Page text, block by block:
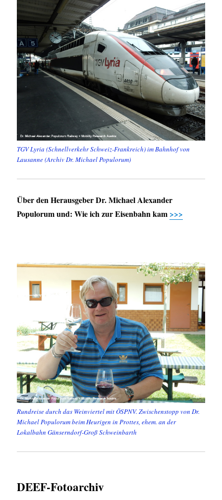
TGV Lyria (Schnellverkehr Schweiz-Frankreich) im Bahnhof von
Lausanne (Archiv Dr. Michael Populorum)
Über den Herausgeber Dr. Michael Alexander
Populorum und: Wie ich zur Eisenbahn kam >>>
Rundreise durch das Weinviertel mit ÖSPNV. Zwischenstopp von Dr.
Michael Populorum beim Heurigen in Prottes, ehem. an der
Lokalbahn Gänserndorf-Groß Schweinbarth
DEEF-Fotoarchiv